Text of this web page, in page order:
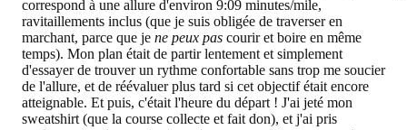
correspond à une allure d'environ 9:09 minutes/mile,
ravitaillements inclus (que je suis obligée de traverser en
marchant, parce que je ne peux pas courir et boire en même
temps). Mon plan était de partir lentement et simplement
d'essayer de trouver un rythme confortable sans trop me soucier
de l'allure, et de réévaluer plus tard si cet objectif était encore
atteignable. Et puis, c'était l'heure du départ ! J'ai jeté mon
sweatshirt (que la course collecte et fait don), et j'ai pris